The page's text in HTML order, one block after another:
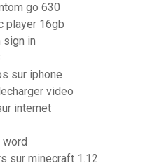
go 630
player 16gb
in
sur iphone
video
internet
word
sur minecraft 1.12